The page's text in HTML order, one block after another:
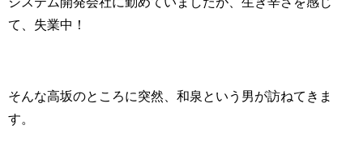
て、失業中！
そんな高坂のところに突然、和泉という男が訪ねてきま
す。